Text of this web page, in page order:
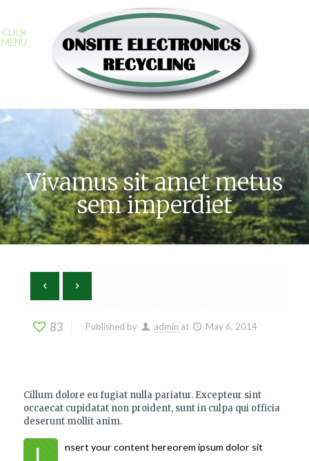
CLICK
MENU
Vivamus sit amet metus
sem imperdiet
83 Published by admin at May 6, 2014
Cillum dolore eu fugiat nulla pariatur. Excepteur sint
occaecat cupidatat non proident, sunt in culpa qui officia
deserunt mollit anim.
nsert your content hereorem ipsum dolor sit